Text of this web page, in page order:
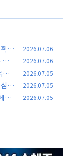
인
2026.07.06
수
2026.07.06
? 2026.07.05
2026.07.05
모
2026.07.05